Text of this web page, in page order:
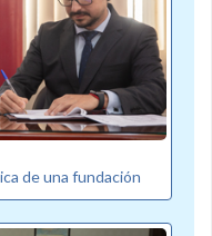
de una fundación